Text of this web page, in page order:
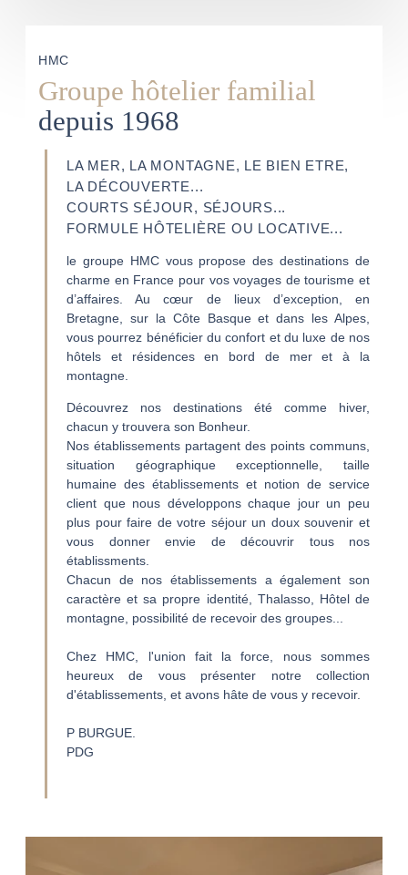
HMC
Groupe hôtelier familial
depuis 1968
LA MER, LA MONTAGNE, LE BIEN ETRE,
LA DÉCOUVERTE...
COURTS SÉJOUR, SÉJOURS...
FORMULE HÔTELIÈRE OU LOCATIVE...
le groupe HMC vous propose des destinations de
charme en France pour vos voyages de tourisme et
d’affaires. Au cœur de lieux d’exception, en
Bretagne, sur la Côte Basque et dans les Alpes,
vous pourrez bénéficier du confort et du luxe de nos
hôtels et résidences en bord de mer et à la
montagne.
Découvrez nos destinations été comme hiver,
chacun y trouvera son Bonheur.
Nos établissements partagent des points communs,
situation géographique exceptionnelle, taille
humaine des établissements et notion de service
client que nous développons chaque jour un peu
plus pour faire de votre séjour un doux souvenir et
vous donner envie de découvrir tous nos
établissments.
Chacun de nos établissements a également son
caractère et sa propre identité, Thalasso, Hôtel de
montagne, possibilité de recevoir des groupes...
Chez HMC, l'union fait la force, nous sommes
heureux de vous présenter notre collection
d'établissements, et avons hâte de vous y recevoir.
P BURGUE.
PDG